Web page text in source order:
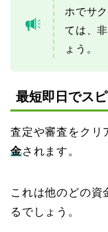
ホでサ
ては、
ょう。
最短即日でス
査定や審査をクリ
金されます。
これは他のどの資
るでしょう。